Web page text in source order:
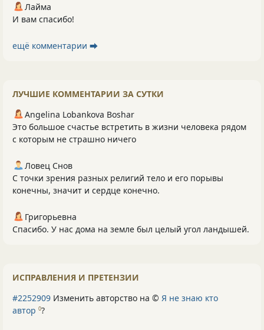
Лайма
И вам спасибо!
ещё комментарии ⮕
ЛУЧШИЕ КОММЕНТАРИИ ЗА СУТКИ
Angelina Lobankova Boshar
Это большое счастье встретить в жизни человека рядом
с которым не страшно ничего
Ловец Снов
С точки зрения разных религий тело и его порывы
конечны, значит и сердце конечно.
Григорьевна
Спасибо. У нас дома на земле был целый угол ландышей.
ИСПРАВЛЕНИЯ И ПРЕТЕНЗИИ
#2252909 Изменить авторство на © Я не знаю кто
автор 0?